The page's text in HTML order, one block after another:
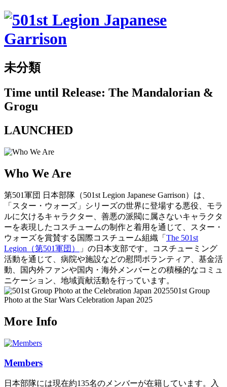
未分類
Time until Release: The Mandalorian &
Grogu
LAUNCHED
Who We Are
第501軍団 日本部隊（501st Legion Japanese Garrison）は、
「スター・ウォーズ」シリーズの世界に登場する悪役、モラ
ルに欠けるキャラクター、善悪の派閥に属さないキャラクタ
ーを表現したコスチュームの制作と着用を通じて、スター・
ウォーズを賞賛する国際コスチューム組織「 The 501st
Legion（第501軍団）
」の日本支部です。コスチューミング
活動を通じて、病院や施設などの慰問ボランティア、基金活
動、国内外ファンや国内・海外メンバーとの積極的なコミュ
ニケーション、地域貢献活動を行っています。
501st Group
Photo at the Star Wars Celebration Japan 2025
More Info
Members
日本部隊には現在約135名のメンバーが在籍しています。入